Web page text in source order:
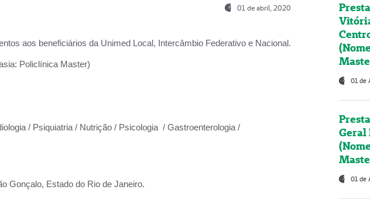
01 de abril, 2020
aos beneficiários da Unimed Local, Intercâmbio Federativo e Nacional.
Policlínica Master)
/ Psiquiatria / Nutrição / Psicologia / Gastroenterologia /
Gonçalo, Estado do Rio de Janeiro.
01 de
Geral
01 de